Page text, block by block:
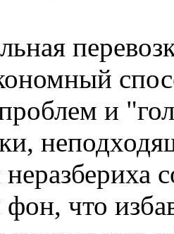
и
неразбериха
что